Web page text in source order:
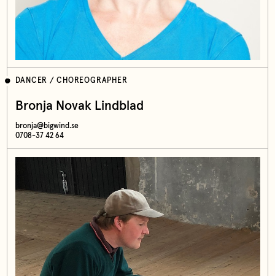
DANCER / CHOREOGRAPHER
Bronja Novak Lindblad
bronja@bigwind.se
0708-37 42 64